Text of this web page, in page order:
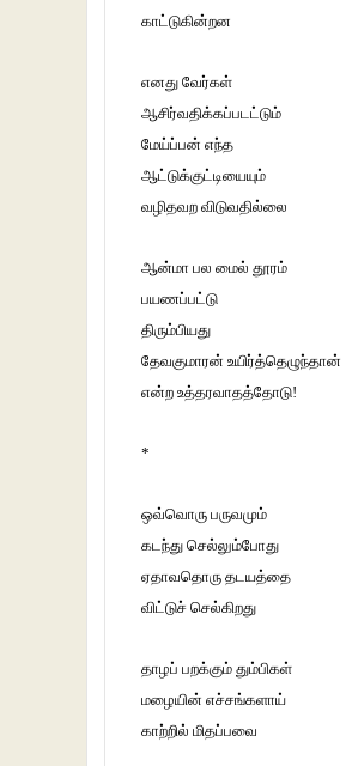
காட்டுகின்றன
எனது வேர்கள்
ஆசிர்வதிக்கப்படட்டும்
மேய்ப்பன் எந்த
ஆட்டுக்குட்டியையும்
வழிதவற விடுவதில்லை
ஆன்மா பல மைல் தூரம்
பயணப்பட்டு
திரும்பியது
தேவகுமாரன் உயிர்த்தெழுந்தான்
என்ற உத்தரவாதத்தோடு!
*
ஒவ்வொரு பருவமும்
கடந்து செல்லும்போது
ஏதாவதொரு தடயத்தை
விட்டுச் செல்கிறது
தாழப் பறக்கும் தும்பிகள்
மழையின் எச்சங்களாய்
காற்றில் மிதப்பவை